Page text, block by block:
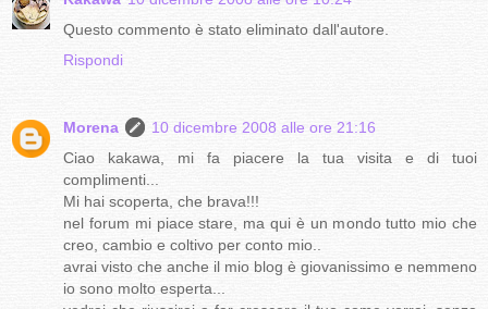
Questo commento è stato eliminato dall'autore.
Rispondi
Morena
10 dicembre 2008 alle ore 21:16
Ciao kakawa, mi fa piacere la tua visita e di tuoi
complimenti...
Mi hai scoperta, che brava!!!
nel forum mi piace stare, ma qui è un mondo tutto mio che
creo, cambio e coltivo per conto mio..
avrai visto che anche il mio blog è giovanissimo e nemmeno
io sono molto esperta...